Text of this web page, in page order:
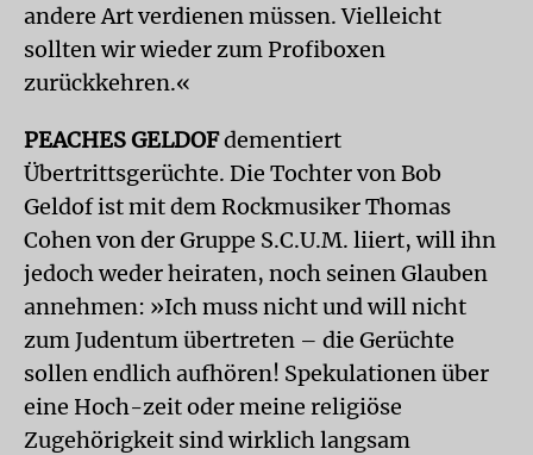
andere Art verdienen müssen. Vielleicht
sollten wir wieder zum Profiboxen
zurückkehren.«
PEACHES GELDOFdementiert
Übertrittsgerüchte. Die Tochter von Bob
Geldof ist mit dem Rockmusiker Thomas
Cohen von der Gruppe S.C.U.M. liiert, will ihn
jedoch weder heiraten, noch seinen Glauben
annehmen: »Ich muss nicht und will nicht
zum Judentum übertreten – die Gerüchte
sollen endlich aufhören! Spekulationen über
eine Hoch-zeit oder meine religiöse
Zugehörigkeit sind wirklich langsam